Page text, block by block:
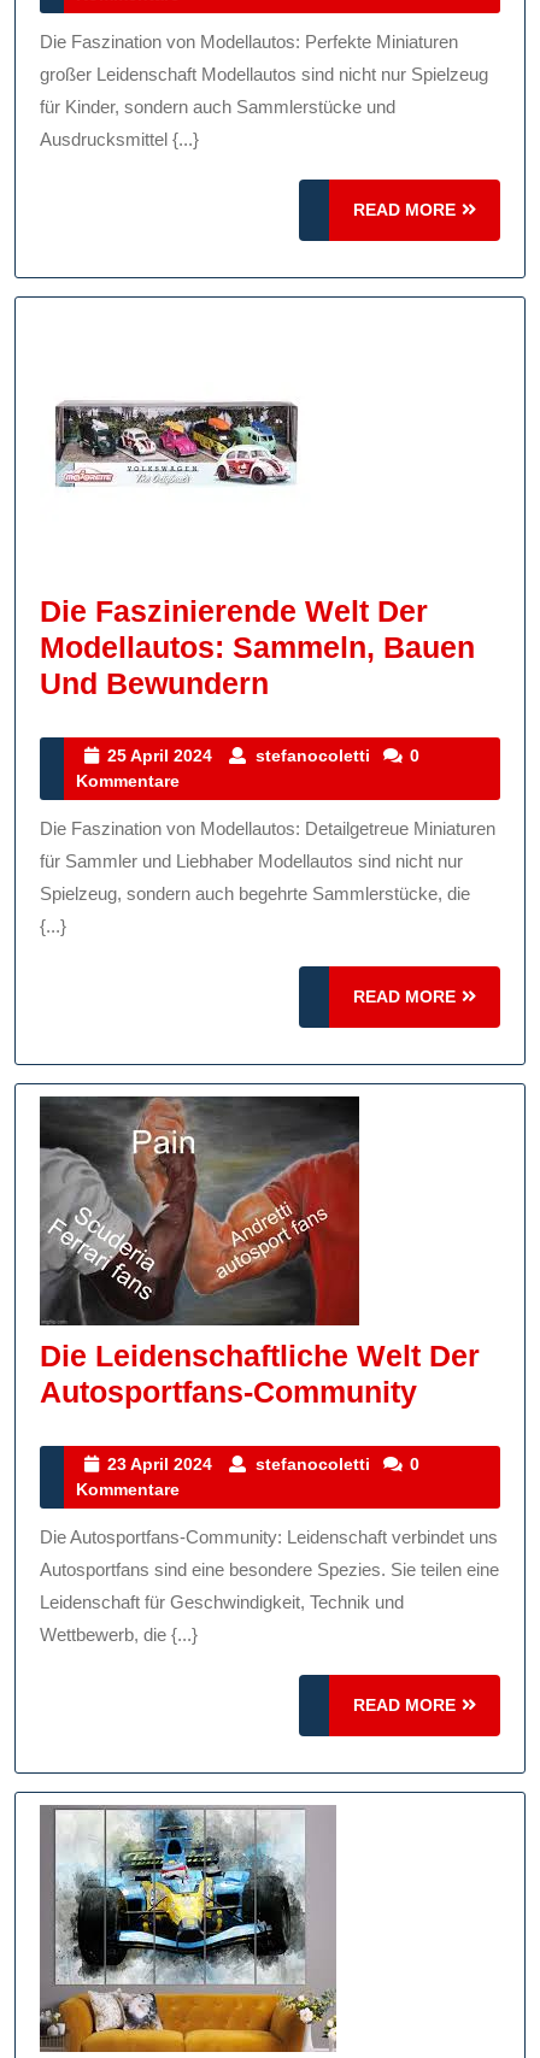
2024
Die Faszination von Modellautos: Perfekte Miniaturen
großer Leidenschaft Modellautos sind nicht nur Spielzeug
für Kinder, sondern auch Sammlerstücke und
Ausdrucksmittel {...}
READ MORE
READ
MORE
Die Faszinierende Welt Der
Modellautos: Sammeln, Bauen
Und Bewundern
Welt
Modellautos:
Sammeln,
Bauen
Bewundern
25 April 2024
25
2024
stefanocoletti stefanocoletti
0
Kommentare
Die Faszination von Modellautos: Detailgetreue Miniaturen
für Sammler und Liebhaber Modellautos sind nicht nur
Spielzeug, sondern auch begehrte Sammlerstücke, die
{...}
READ MORE
READ
MORE
Die Leidenschaftliche Welt Der
Autosportfans-CommunityDie
Welt
23 April 2024
23
2024
stefanocoletti stefanocoletti
0
Kommentare
Die Autosportfans-Community: Leidenschaft verbindet uns
Autosportfans sind eine besondere Spezies. Sie teilen eine
Leidenschaft für Geschwindigkeit, Technik und
Wettbewerb, die {...}
READ MORE
READ
MORE